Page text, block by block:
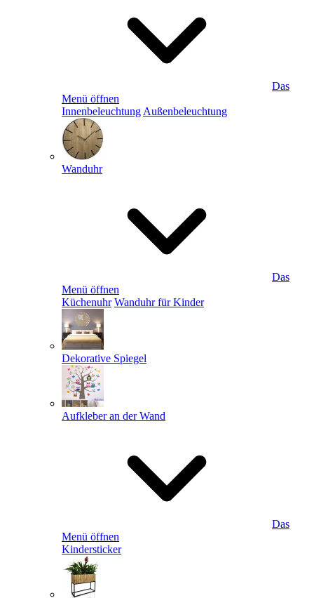
Das
Menü öffnen
Innenbeleuchtung Außenbeleuchtung
Wanduhr
Das
Menü öffnen
Küchenuhr Wanduhr für Kinder
Dekorative Spiegel
Aufkleber an der Wand
Das
Menü öffnen
Kindersticker